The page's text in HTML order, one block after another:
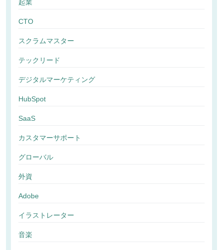
起業
CTO
スクラムマスター
テックリード
デジタルマーケティング
HubSpot
SaaS
カスタマーサポート
グローバル
外資
Adobe
イラストレーター
音楽